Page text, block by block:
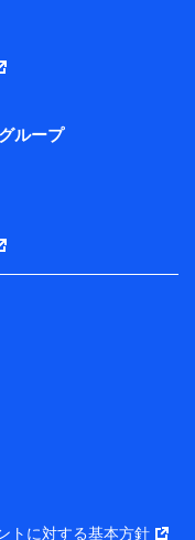
ループ
トに対する基本方針